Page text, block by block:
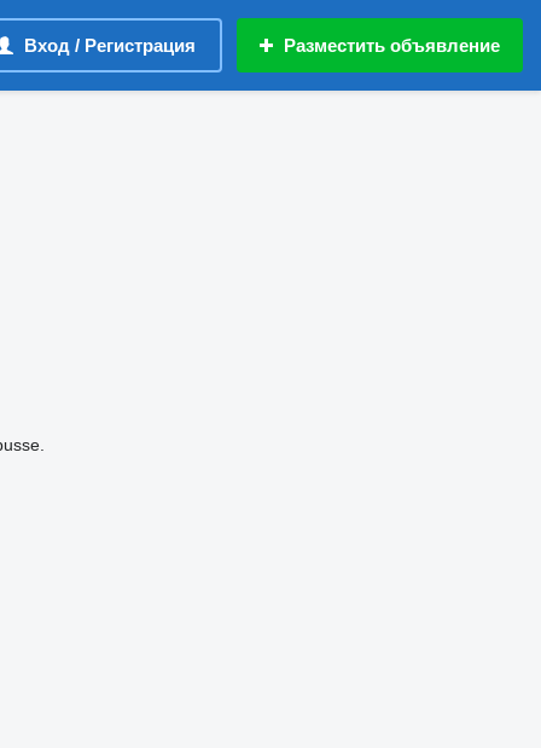
Вход / Регистрация Разместить объявление